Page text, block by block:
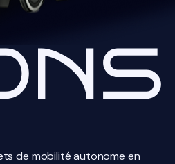
de mobilité autonome en